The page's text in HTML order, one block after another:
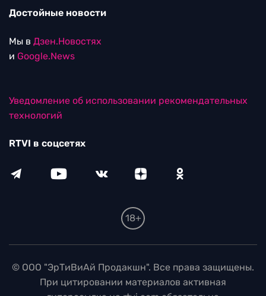
Достойные новости
Мы в Дзен.Новостях
и Google.News
Уведомление об использовании рекомендательных
технологий
RTVI в соцсетях
18+
© ООО "ЭрТиВиАй Продакшн". Все права защищены.
При цитировании материалов активная